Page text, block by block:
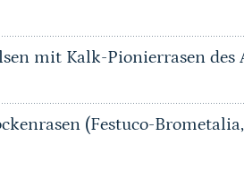
mit Kalk-Pionierrasen des
(Festuco-